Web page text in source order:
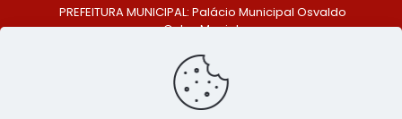
PREFEITURA MUNICIPAL: Palácio Municipal Osvaldo
Celso Maciel
Centro, São Bento do Una - PE. CEP: 553370-128
TELEFONE: (81) 99548-1569
E-MAIL: ouvidoria@saobentodouna.pe.gov.br